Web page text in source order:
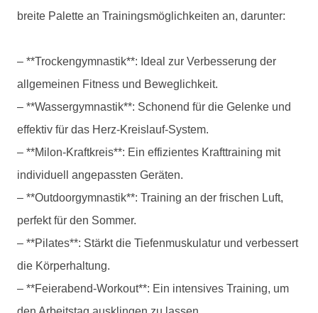
breite Palette an Trainingsmöglichkeiten an, darunter:
– **Trockengymnastik**: Ideal zur Verbesserung der
allgemeinen Fitness und Beweglichkeit.
– **Wassergymnastik**: Schonend für die Gelenke und
effektiv für das Herz-Kreislauf-System.
– **Milon-Kraftkreis**: Ein effizientes Krafttraining mit
individuell angepassten Geräten.
– **Outdoorgymnastik**: Training an der frischen Luft,
perfekt für den Sommer.
– **Pilates**: Stärkt die Tiefenmuskulatur und verbessert
die Körperhaltung.
– **Feierabend-Workout**: Ein intensives Training, um